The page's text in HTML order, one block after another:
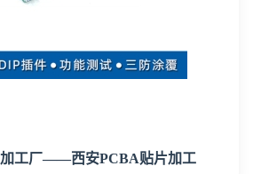
工厂——西安PCBA贴片加工